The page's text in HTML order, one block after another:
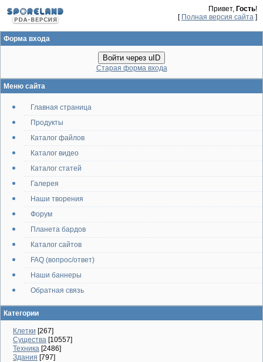
Привет, Гость!
[ Полная версия сайта ]
Форма входа
Войти через uID
Старая форма входа
Меню сайта
Главная страница
Продукты
Каталог файлов
Каталог видео
Каталог статей
Галерея
Наши творения
Форум
Планета бардов
Каталог сайтов
FAQ (вопрос/ответ)
Наши баннеры
Обратная связь
Категории
Клетки [267]
Существа [10557]
Техника [2486]
Здания [797]